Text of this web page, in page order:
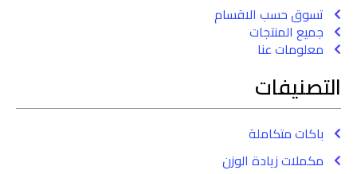
تسوق حسب الاقسام
جميع المنتجات
معلومات عنا
التصنيفات
باكات متكاملة
مكملات زيادة الوزن